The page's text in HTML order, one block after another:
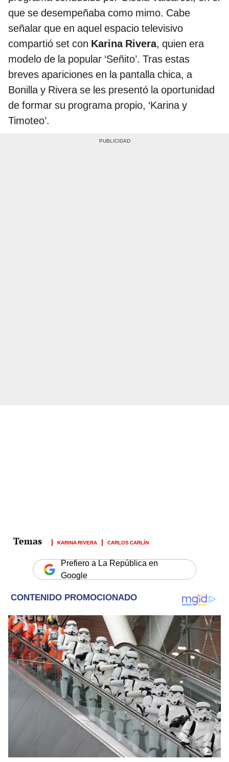
que se desempeñaba como mimo. Cabe
señalar que en aquel espacio televisivo
compartió set con Karina Rivera, quien era
modelo de la popular ‘Señito’. Tras estas
breves apariciones en la pantalla chica, a
Bonilla y Rivera se les presentó la oportunidad
de formar su programa propio, ‘Karina y
Timoteo’.
KARINA RIVERA CARLOS CARLÍN
Prefiero a La República en
Google